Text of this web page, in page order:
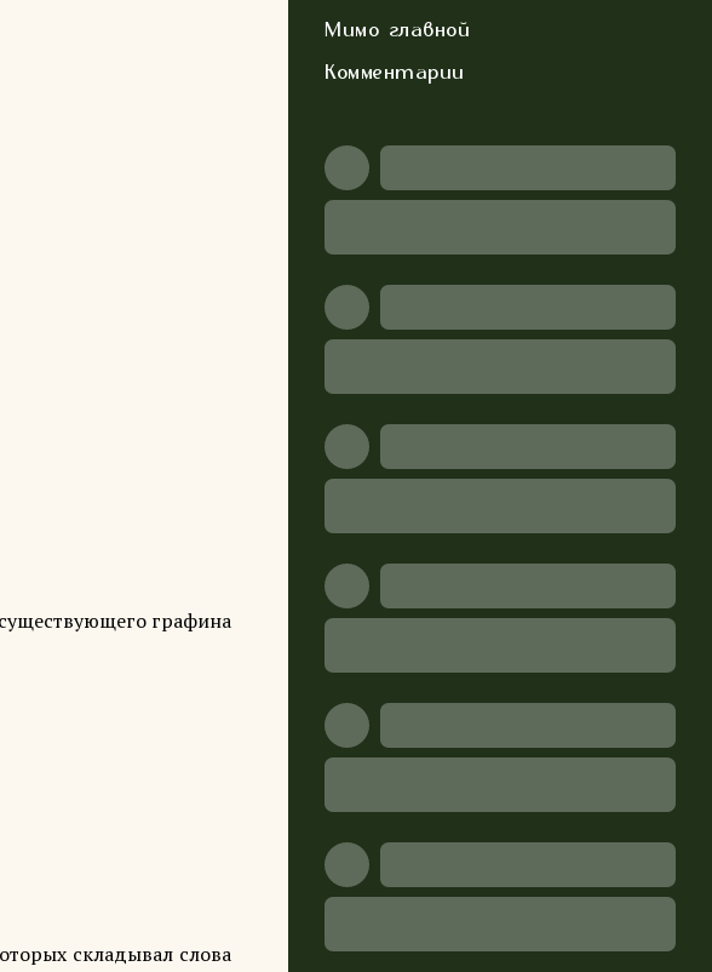
Мимо главной
Комментарии
графина
складывал слова